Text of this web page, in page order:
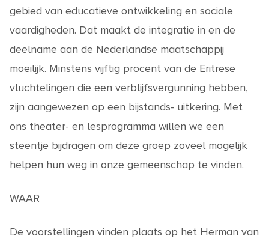
gebied van educatieve ontwikkeling en sociale
vaardigheden. Dat maakt de integratie in en de
deelname aan de Nederlandse maatschappij
moeilijk. Minstens vijftig procent van de Eritrese
vluchtelingen die een verblijfsvergunning hebben,
zijn aangewezen op een bijstands- uitkering. Met
ons theater- en lesprogramma willen we een
steentje bijdragen om deze groep zoveel mogelijk
helpen hun weg in onze gemeenschap te vinden.
WAAR
De voorstellingen vinden plaats op het Herman van